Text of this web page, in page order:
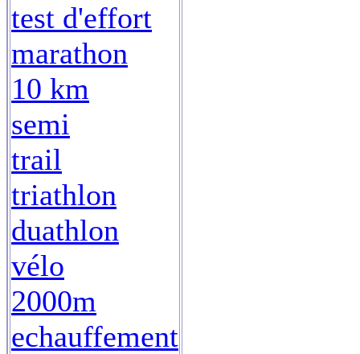
test d'effort
marathon
10 km
semi
trail
triathlon
duathlon
vélo
2000m
echauffement